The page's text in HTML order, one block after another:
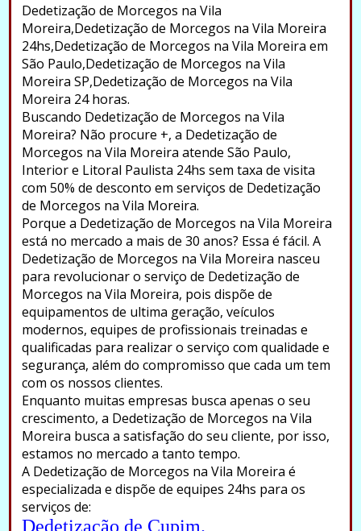
Dedetização de Morcegos na Vila
Moreira,Dedetização de Morcegos na Vila Moreira
24hs,Dedetização de Morcegos na Vila Moreira em
São Paulo,Dedetização de Morcegos na Vila
Moreira SP,Dedetização de Morcegos na Vila
Moreira 24 horas.
Buscando Dedetização de Morcegos na Vila
Moreira? Não procure +, a Dedetização de
Morcegos na Vila Moreira atende São Paulo,
Interior e Litoral Paulista 24hs sem taxa de visita
com 50% de desconto em serviços de Dedetização
de Morcegos na Vila Moreira.
Porque a Dedetização de Morcegos na Vila Moreira
está no mercado a mais de 30 anos? Essa é fácil. A
Dedetização de Morcegos na Vila Moreira nasceu
para revolucionar o serviço de Dedetização de
Morcegos na Vila Moreira, pois dispõe de
equipamentos de ultima geração, veículos
modernos, equipes de profissionais treinadas e
qualificadas para realizar o serviço com qualidade e
segurança, além do compromisso que cada um tem
com os nossos clientes.
Enquanto muitas empresas busca apenas o seu
crescimento, a Dedetização de Morcegos na Vila
Moreira busca a satisfação do seu cliente, por isso,
estamos no mercado a tanto tempo.
A Dedetização de Morcegos na Vila Moreira é
especializada e dispõe de equipes 24hs para os
serviços de:
Dedetização de Cupim.